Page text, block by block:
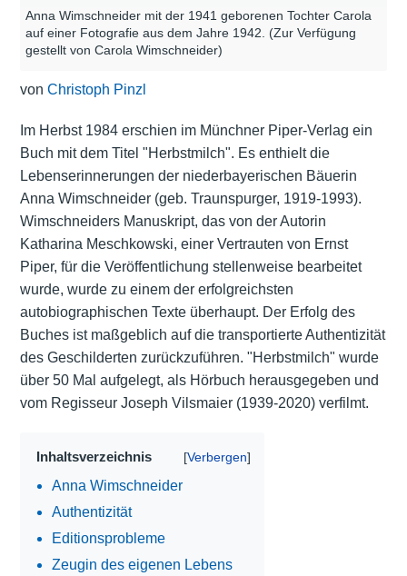
Anna Wimschneider mit der 1941 geborenen Tochter Carola
auf einer Fotografie aus dem Jahre 1942. (Zur Verfügung
gestellt von Carola Wimschneider)
von Christoph Pinzl
Im Herbst 1984 erschien im Münchner Piper-Verlag ein
Buch mit dem Titel "Herbstmilch". Es enthielt die
Lebenserinnerungen der niederbayerischen Bäuerin
Anna Wimschneider (geb. Traunspurger, 1919-1993).
Wimschneiders Manuskript, das von der Autorin
Katharina Meschkowski, einer Vertrauten von Ernst
Piper, für die Veröffentlichung stellenweise bearbeitet
wurde, wurde zu einem der erfolgreichsten
autobiographischen Texte überhaupt. Der Erfolg des
Buches ist maßgeblich auf die transportierte Authentizität
des Geschilderten zurückzuführen. "Herbstmilch" wurde
über 50 Mal aufgelegt, als Hörbuch herausgegeben und
vom Regisseur Joseph Vilsmaier (1939-2020) verfilmt.
Inhaltsverzeichnis
Anna Wimschneider
Authentizität
Editionsprobleme
Zeugin des eigenen Lebens